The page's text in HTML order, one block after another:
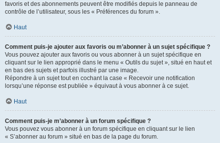
favoris et des abonnements peuvent être modifiés depuis le panneau de
contrôle de l’utilisateur, sous les « Préférences du forum ».
Haut
Comment puis-je ajouter aux favoris ou m’abonner à un sujet spécifique ?
Vous pouvez ajouter aux favoris ou vous abonner à un sujet spécifique en
cliquant sur le lien approprié dans le menu « Outils du sujet », situé en haut et
en bas des sujets et parfois illustré par une image.
Répondre à un sujet tout en cochant la case « Recevoir une notification
lorsqu’une réponse est publiée » équivaut à vous abonner à ce sujet.
Haut
Comment puis-je m’abonner à un forum spécifique ?
Vous pouvez vous abonner à un forum spécifique en cliquant sur le lien
« S’abonner au forum » situé en bas de la page du forum.